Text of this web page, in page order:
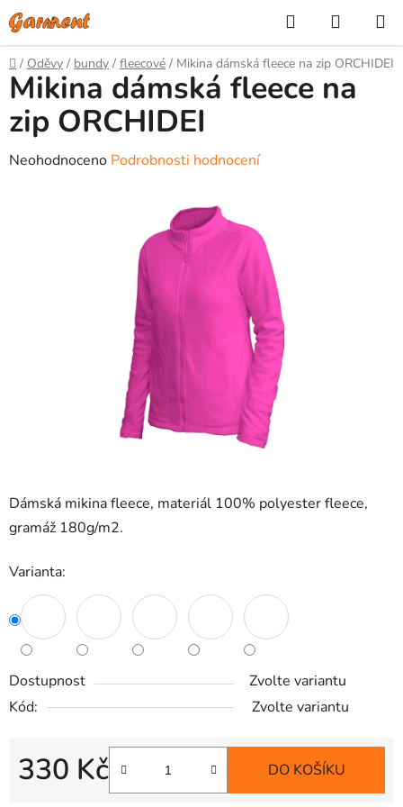
Přejít
na
obsah
Hledat
KOŠÍK
Domů
/ Oděvy / bundy / fleecové / Mikina dámská fleece na zip ORCHIDEI
Dámská mikina fleece, materiál 100% polyester fleece,
gramáž 180g/m2.
Varianta:
Dostupnost
Zvolte variantu
Kód:
Zvolte variantu
330 Kč DO KOŠÍKU
Mikina dámská fleece na
zip ORCHIDEI
Průměrné
Neohodnoceno Podrobnosti hodnocení